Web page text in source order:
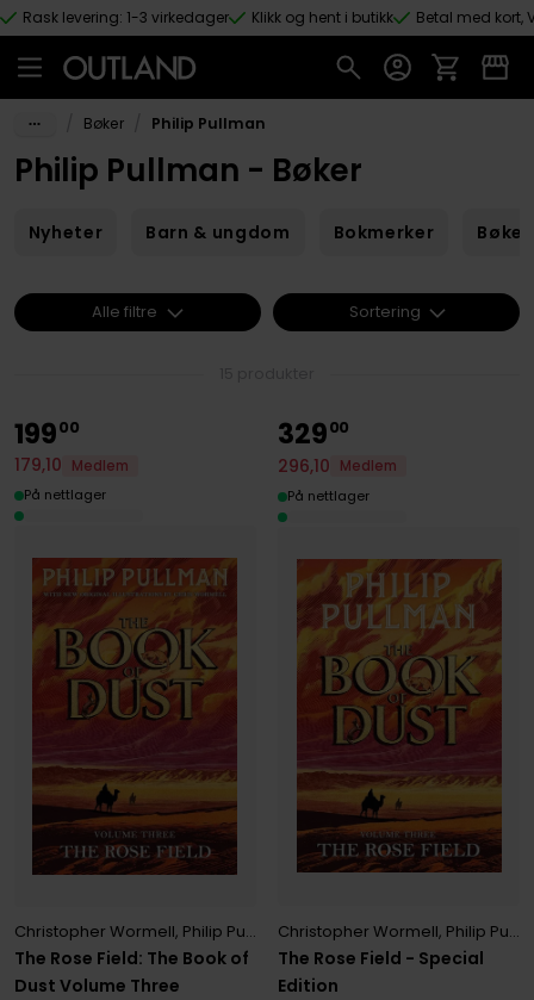
Hopp til hovedinnhold
Rask levering: 1-3 virkedager Klikk og hent i butikk Betal med kort,
Bøker Philip Pullman
Philip Pullman - Bøker
Nyheter Barn & ungdom Bokmerker
The Rose Field: The Book of
Dust Volume Three
Christopher Wormell, Philip Pullman
19900
179,10
Medlem
På nettlager
The Rose Field - Special
Edition
Christopher Wormell, Philip Pullman
32900
296,10
Medlem
På nettlager
Alle filtre Sortering